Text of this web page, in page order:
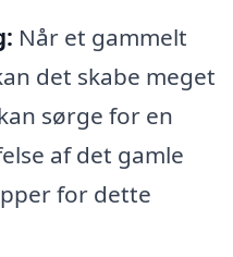
Når et gammelt
det skabe meget
sørge for en
af det gamle
for dette